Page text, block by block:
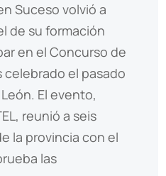
Suceso volvió a
de su formación
en el Concurso de
el pasado
El evento,
reunió a seis
la provincia con el
las